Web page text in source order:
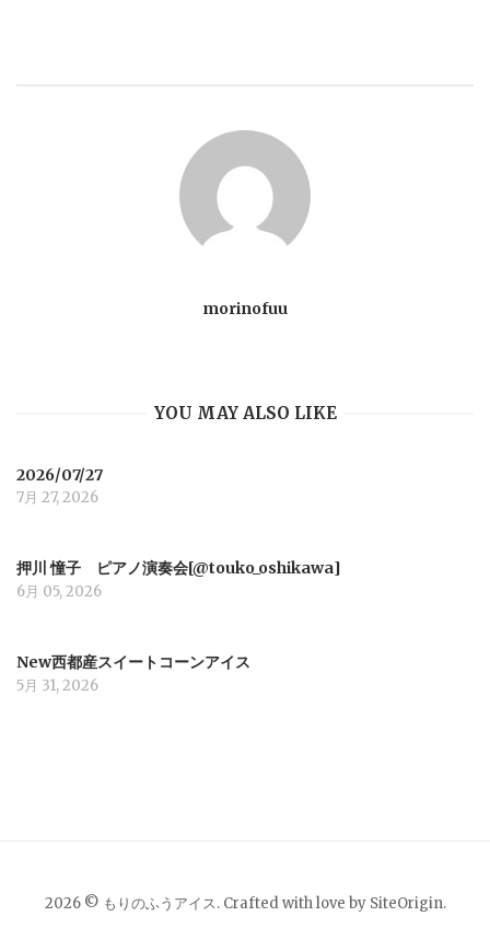
t
i
n
morinofuu
YOU MAY ALSO LIKE
2026/07/27
7月 27, 2026
押川 憧子 ピアノ演奏会[@touko_oshikawa]
6月 05, 2026
New西都産スイートコーンアイス
5月 31, 2026
2026 © もりのふうアイス. Crafted with love by SiteOrigin.